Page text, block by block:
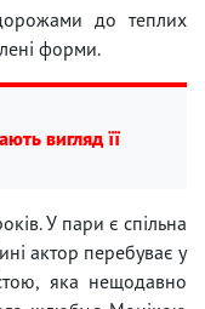
до теплих
форми.
вигляд її
У пари є спільна
актор перебуває у
яка нещодавно